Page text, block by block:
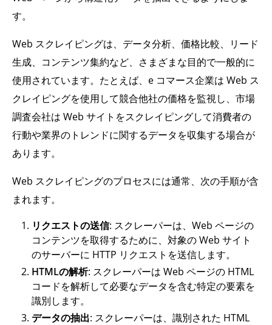
す。
Web スクレイピングは、データ分析、価格比較、リード
生成、コンテンツ集約など、さまざまな目的で一般的に
使用されています。たとえば、e コマース企業は Web ス
クレイピングを使用して競合他社の価格を監視し、市場
調査会社は Web サイトをスクレイピングして消費者の
行動や業界のトレンドに関するデータを収集する場合が
あります。
Web スクレイピングのプロセスには通常、次の手順が含
まれます。
リクエストの送信: スクレーパーは、Web ページの
コンテンツを取得するために、対象の Web サイト
のサーバーに HTTP リクエストを送信します。
HTMLの解析: スクレーパーは Web ページの HTML
コードを解析して必要なデータを含む特定の要素を
識別します。
データの抽出: スクレーパーは、識別された HTML